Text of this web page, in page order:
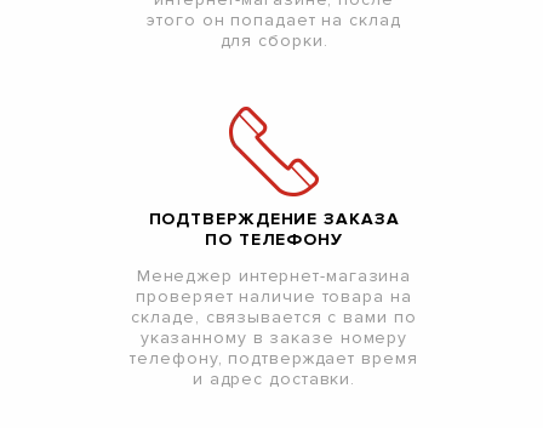
этого он попадает на склад
для сборки.
ПОДТВЕРЖДЕНИЕ ЗАКАЗА
ПО ТЕЛЕФОНУ
Менеджер интернет-магазина
проверяет наличие товара на
складе, связывается с вами по
указанному в заказе номеру
телефону, подтверждает время
и адрес доставки.